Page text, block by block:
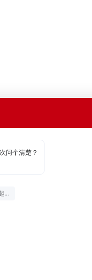
次问个清楚？
...